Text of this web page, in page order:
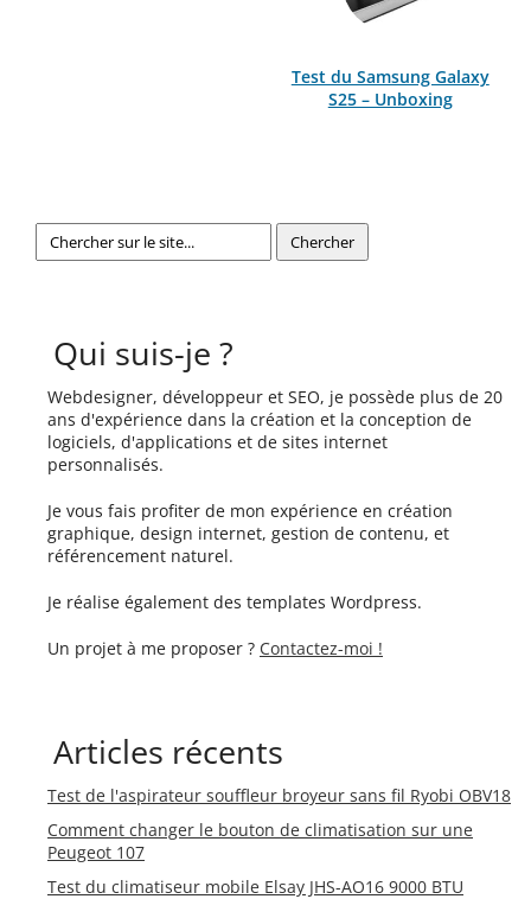
Test du Samsung Galaxy
S25 – Unboxing
Qui suis-je ?
Webdesigner, développeur et SEO, je possède plus de 20
ans d'expérience dans la création et la conception de
logiciels, d'applications et de sites internet
personnalisés.
Je vous fais profiter de mon expérience en création
graphique, design internet, gestion de contenu, et
référencement naturel.
Je réalise également des templates Wordpress.
Un projet à me proposer ? Contactez-moi !
Articles récents
Test de l'aspirateur souffleur broyeur sans fil Ryobi OBV18
Comment changer le bouton de climatisation sur une
Peugeot 107
Test du climatiseur mobile Elsay JHS-AO16 9000 BTU